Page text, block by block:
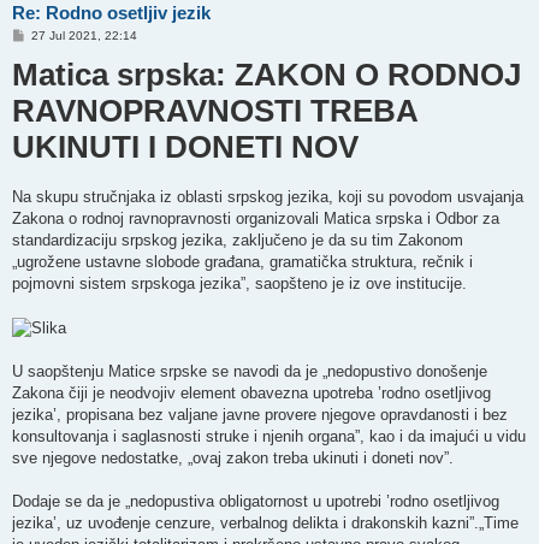
Re: Rodno osetljiv jezik
P
s
t
27 Jul 2021, 22:14
Matica srpska: ZAKON O RODNOJ
RAVNOPRAVNOSTI TREBA
UKINUTI I DONETI NOV
Na skupu stručnjaka iz oblasti srpskog jezika, koji su povodom usvajanja
Zakona o rodnoj ravnopravnosti organizovali Matica srpska i Odbor za
standardizaciju srpskog jezika, zaključeno je da su tim Zakonom
„ugrožene ustavne slobode građana, gramatička struktura, rečnik i
pojmovni sistem srpskoga jezika”, saopšteno je iz ove institucije.
U saopštenju Matice srpske se navodi da je „nedopustivo donošenje
Zakona čiji je neodvojiv element obavezna upotreba ’rodno osetljivog
jezika’, propisana bez valjane javne provere njegove opravdanosti i bez
konsultovanja i saglasnosti struke i njenih organa”, kao i da imajući u vidu
sve njegove nedostatke, „ovaj zakon treba ukinuti i doneti nov”.
Dodaje se da je „nedopustiva obligatornost u upotrebi ’rodno osetljivog
jezika’, uz uvođenje cenzure, verbalnog delikta i drakonskih kazni”.„Time